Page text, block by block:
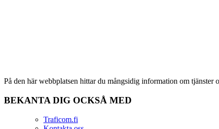
På den här webbplatsen hittar du mångsidig information om
BEKANTA DIG OCKSÅ MED
Traficom.fi